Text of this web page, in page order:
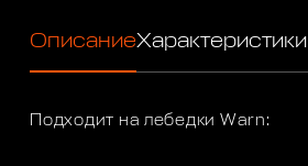
ОписаниеХарактеристики
Подходит на лебедки Warn: